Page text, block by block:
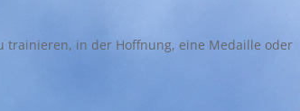
trainieren, in der Hoffnung, eine Medaille oder